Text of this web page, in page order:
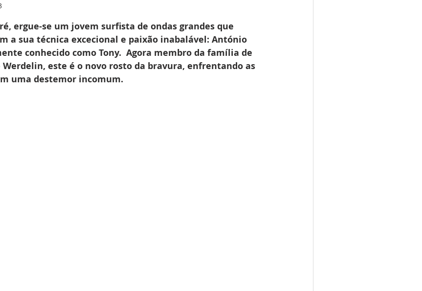
ergue-se um jovem surfista de ondas grandes que
a sua técnica excecional e paixão inabalável: António
conhecido como Tony.  Agora membro da família de
este é o novo rosto da bravura, enfrentando as
uma destemor incomum.